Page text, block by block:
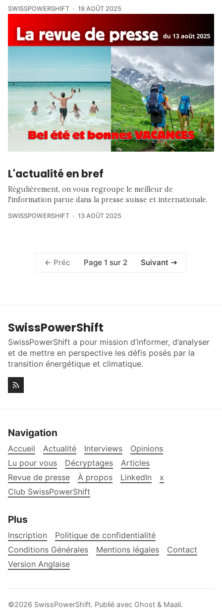
SWISSPOWERSHIFT 19 AOÛT 2025
L'actualité en bref
Régulièrement, on vous regroupe le meilleur de
l'information parue dans la presse suisse et internationale.
SWISSPOWERSHIFT 13 AOÛT 2025
Préc Page 1 sur 2 Suivant
SwissPowerShift
SwissPowerShift a pour mission d’informer, d’analyser
et de mettre en perspective les défis posés par la
transition énergétique et climatique.
Navigation
Accueil Actualité Interviews
Opinions
Lu pour vous
Décryptages
Articles
Revue de presse
À propos LinkedIn
x
Club SwissPowerShift
Plus
Inscription
Politique de confidentialité
Conditions Générales
Mentions légales
Contact
Version Anglaise
©2026 SwissPowerShift. Publié avec Ghost & Maali.